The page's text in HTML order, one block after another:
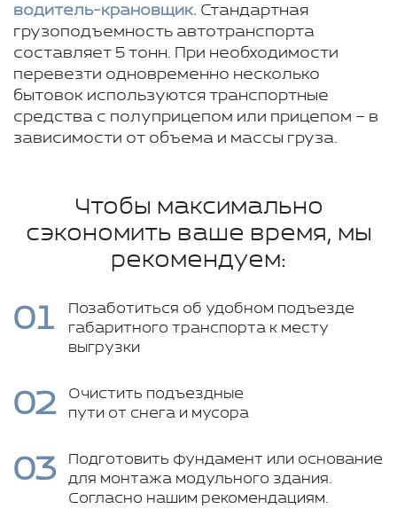
водитель-крановщик. Стандартная
грузоподъемность автотранспорта
составляет 5 тонн. При необходимости
перевезти одновременно несколько
бытовок используются транспортные
средства с полуприцепом или прицепом – в
зависимости от объема и массы груза.
Чтобы максимально
сэкономить ваше время, мы
рекомендуем:
01
Позаботиться об удобном подъезде
габаритного транспорта к месту
выгрузки
02
Очистить подъездные
пути от снега и мусора
03
Подготовить фундамент или основание
для монтажа модульного здания.
Согласно нашим рекомендациям.